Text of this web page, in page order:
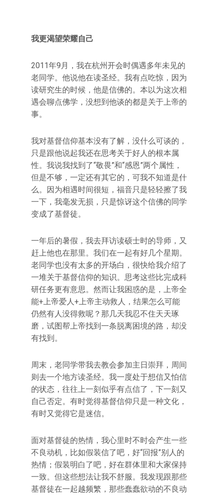
我更渴望荣耀自己
2011年9月，我在杭州开会时偶遇多年未见的
老同学。他说他在读圣经。我有点吃惊，因为
读研究生的时候，他是信佛的。本以为这次相
遇会聊点佛学，没想到他谈的都是关于上帝的
事。
我对基督信仰基本没有了解，没什么可谈的，
只是跟他说起我还在思考关于好人的根本属
性。我说我找到了“敬畏”和“感恩”两个属性，
但是不够，一定还有其它的，可我不知道是什
么。因为相遇时间很短，福音只是轻轻擦了我
一下，我毫发无损，只是惊讶这个信佛的同学
变成了基督徒。
一年后的暑假，我去拜访读硕士时的导师，又
赶上他也在那里。我们在一起有好几个星期。
老同学也没有太多的开场白，很快给我介绍了
一堆关于基督信仰的知识。思考这些比完成科
研任务更有意思。然而让我困惑的是，上帝全
能+上帝爱人+上帝主动救人，结果怎么可能
仍然有人没得救呢？那几天我忍不住天天琢
磨，试图帮上帝找到一条脱离困境的路，却没
有找到。
周末，老同学带我去教会参加主日崇拜，周间
则去一个地方读圣经。我一度处于想信又怕信
的状态，往往上一刻似乎有点信了，下一刻又
自己否定。有时觉得基督信仰只是一种文化，
有时又觉得它是迷信。
面对基督徒的热情，我心里时不时会产生一些
不良动机，比如假装信了吧，好“回报”别人的
热情；假装明白了吧，好在群体里和大家保持
一致。但这些想法让我不舒服。我发现跟那些
基督徒在一起越频繁，那些蠢蠢欲动的不良动